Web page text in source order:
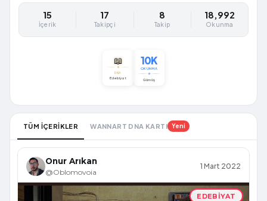
15
İçerik
17
Takipçi
8
Takip
18,992
Okunma
📖
DNA
Edebiyat
10K
OKUNMA
Gümüş
TÜM İÇERİKLER WANNART DNA KARTI Yeni
Onur Arıkan
@Oblomovoia
1 Mart 2022
EDEBIYAT